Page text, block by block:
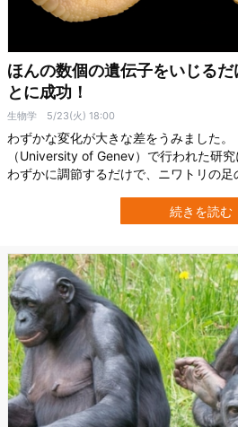
ほんの数個の遺伝子をいじる
とに成功！
生物学 5/23(火) 18:00
わずかな変化が大きな差をうみました
（University of Genev）で行われた研
わずかに調節するだけで、ニワトリの
抜け変わり、ヒナにみられるダウン状の
羽へと変化していきました。 また変化
続きを読む